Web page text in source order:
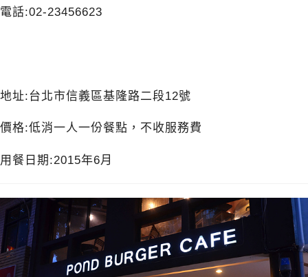
電話:02-23456623
地址:台北市信義區基隆路二段12號
價格:低消一人一份餐點，不收服務費
用餐日期:2015年6月